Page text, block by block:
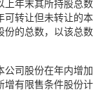
年末其所持股总数
可转让但未转让的本
份的总数，以该总数
公司股份在年内增加
增有限售条件股份计